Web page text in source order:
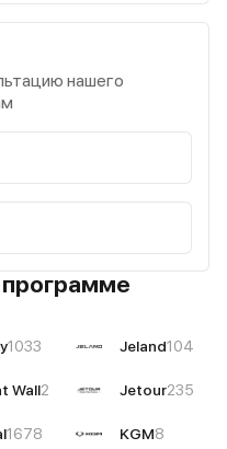
нашего
программе
1033
Wall2
1678
Jeland104
Jetour235
KGM8